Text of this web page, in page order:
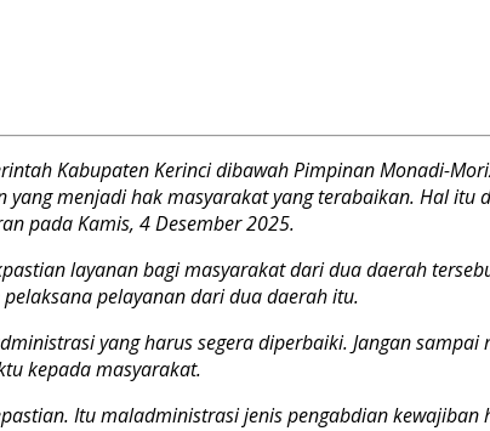
Kabupaten Kerinci dibawah Pimpinan Monadi-
menjadi hak masyarakat yang terabaikan. Hal itu
pada Kamis, 4 Desember 2025.
layanan bagi masyarakat dari dua daerah
pelayanan dari dua daerah itu.
yang harus segera diperbaiki. Jangan
kepada masyarakat.
Itu maladministrasi jenis pengabdian